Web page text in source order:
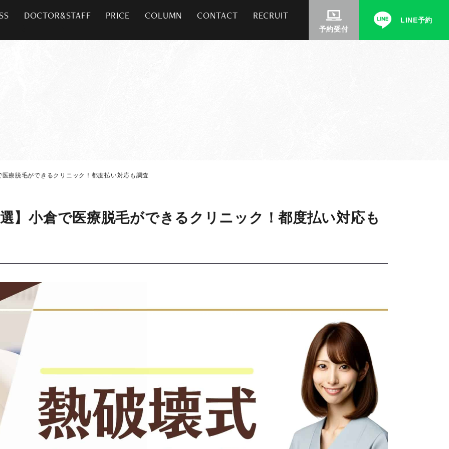
DOCTOR&STAFF PRICE COLUMN CONTACT RECRUIT
予約受付
LINE予約
療脱毛ができるクリニック！都度払い対応も調査
】小倉で医療脱毛ができるクリニック！都度払い対応も